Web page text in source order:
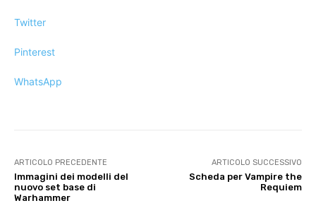
Twitter
Pinterest
WhatsApp
ARTICOLO PRECEDENTE
Immagini dei modelli del
nuovo set base di
Warhammer
ARTICOLO SUCCESSIVO
Scheda per Vampire the
Requiem